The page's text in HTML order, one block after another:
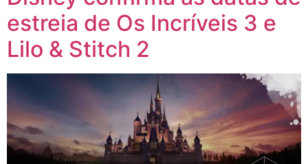
estreia de Os Incríveis 3 e
Lilo & Stitch 2